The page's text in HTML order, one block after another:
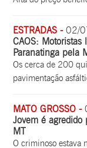
ESTRADAS -02/
CAOS:
Paranatinga pela
Os cerca de 200
pavimentação
MATO GROSSO -
Jovem é
MT
O criminoso estava